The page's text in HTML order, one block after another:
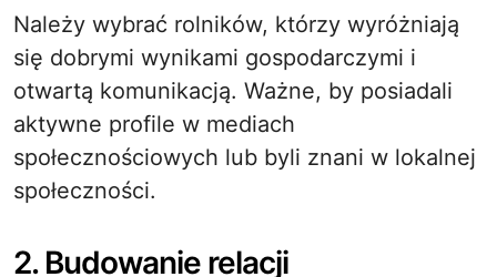
Należy wybrać rolników, którzy wyróżniają
się dobrymi wynikami gospodarczymi i
otwartą komunikacją. Ważne, by posiadali
aktywne profile w mediach
społecznościowych lub byli znani w lokalnej
społeczności.
2. Budowanie relacji